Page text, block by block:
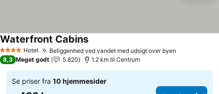
4 StjernerHotel Beliggenhed ved vandet med udsigt over byen
Waterfront CabinsSe priser
8,3 Meget godt 5.820 1.2 km til Centrum
Se priser fra 10 hjemmesider